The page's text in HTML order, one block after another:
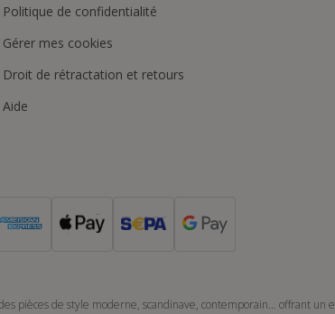
Politique de confidentialité
Gérer mes cookies
Droit de rétractation et retours
Aide
pièces de style moderne, scandinave, contemporain… offrant